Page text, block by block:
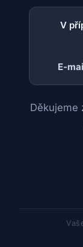
V
E-
Děkujeme